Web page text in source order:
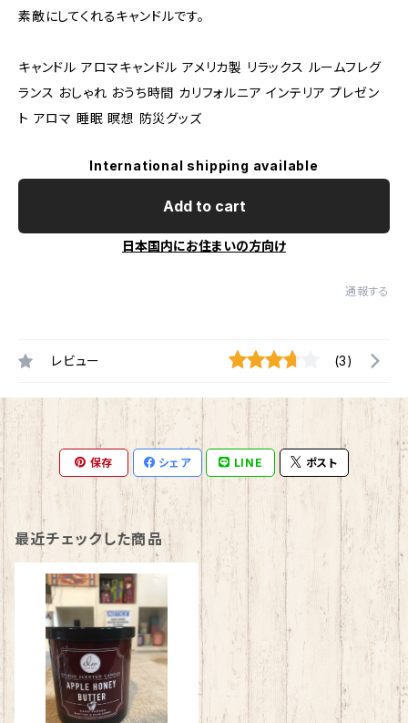
素敵にしてくれるキャンドルです。
キャンドル アロマキャンドル アメリカ製 リラックス ルームフレグ
ランス おしゃれ おうち時間 カリフォルニア インテリア プレゼン
ト アロマ 睡眠 瞑想 防災グッズ
International shipping available
Add to cart
日本国内にお住まいの方向け
通報する
レビュー (3)
保存 シェア LINE ポスト
最近チェックした商品